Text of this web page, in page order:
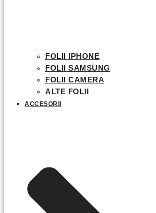
FOLII IPHONE
FOLII SAMSUNG
FOLII CAMERA
ALTE FOLII
ACCESORII